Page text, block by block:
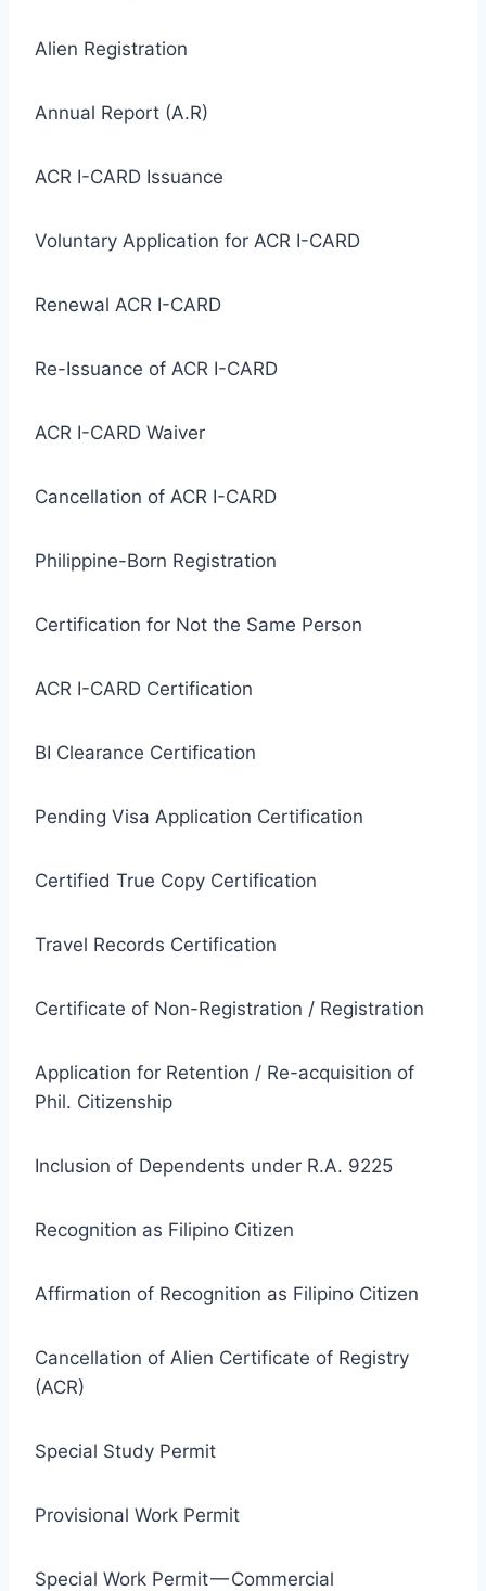
Alien Registration
Annual Report (A.R)
ACR I-CARD Issuance
Voluntary Application for ACR I-CARD
Renewal ACR I-CARD
Re-Issuance of ACR I-CARD
ACR I-CARD Waiver
Cancellation of ACR I-CARD
Philippine-Born Registration
Certification for Not the Same Person
ACR I-CARD Certification
BI Clearance Certification
Pending Visa Application Certification
Certified True Copy Certification
Travel Records Certification
Certificate of Non-Registration / Registration
Application for Retention / Re-acquisition of
Phil. Citizenship
Inclusion of Dependents under R.A. 9225
Recognition as Filipino Citizen
Affirmation of Recognition as Filipino Citizen
Cancellation of Alien Certificate of Registry
(ACR)
Special Study Permit
Provisional Work Permit
Special Work Permit — Commercial